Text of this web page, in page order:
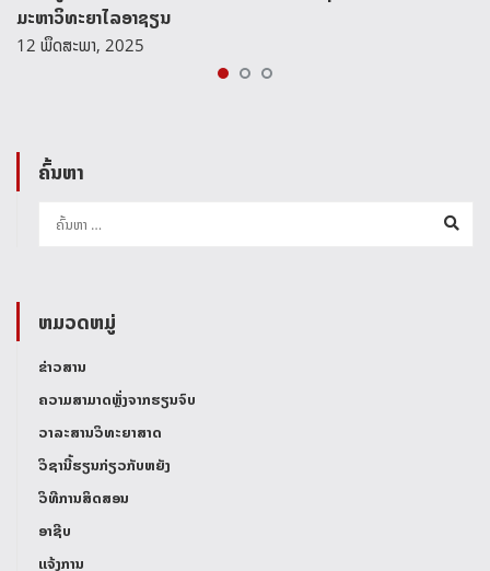
ມະຫາວິທະຍາໄລອາຊຽນ
12 ພຶດສະພາ, 2025
ຄົ້ນຫາ
ຫມວດຫມູ່
ຂ່າວສານ
ຄວາມສາມາດຫຼັ່ງຈາກຮຽນຈົບ
ວາລະສານວິທະຍາສາດ
ວິຊານີ້ຮຽນກ່ຽວກັບຫຍັງ
ວິທີການສິດສອນ
ອາຊີບ
ແຈ້ງການ